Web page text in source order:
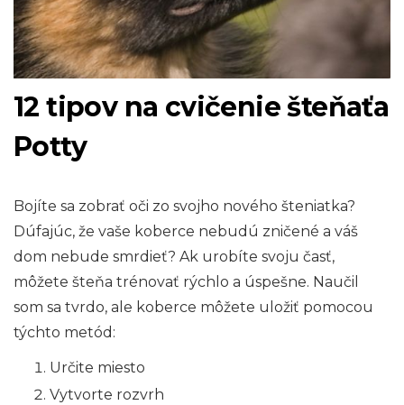
12 tipov na cvičenie šteňaťa
Potty
Bojíte sa zobrať oči zo svojho nového šteniatka?
Dúfajúc, že ​​vaše koberce nebudú zničené a váš
dom nebude smrdieť? Ak urobíte svoju časť,
môžete šteňa trénovať rýchlo a úspešne. Naučil
som sa tvrdo, ale koberce môžete uložiť pomocou
týchto metód:
Určite miesto
Vytvorte rozvrh